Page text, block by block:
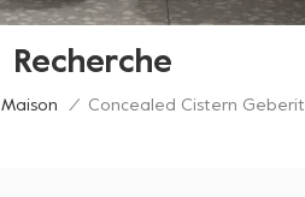
Recherche
Maison / Concealed Cistern Geberit